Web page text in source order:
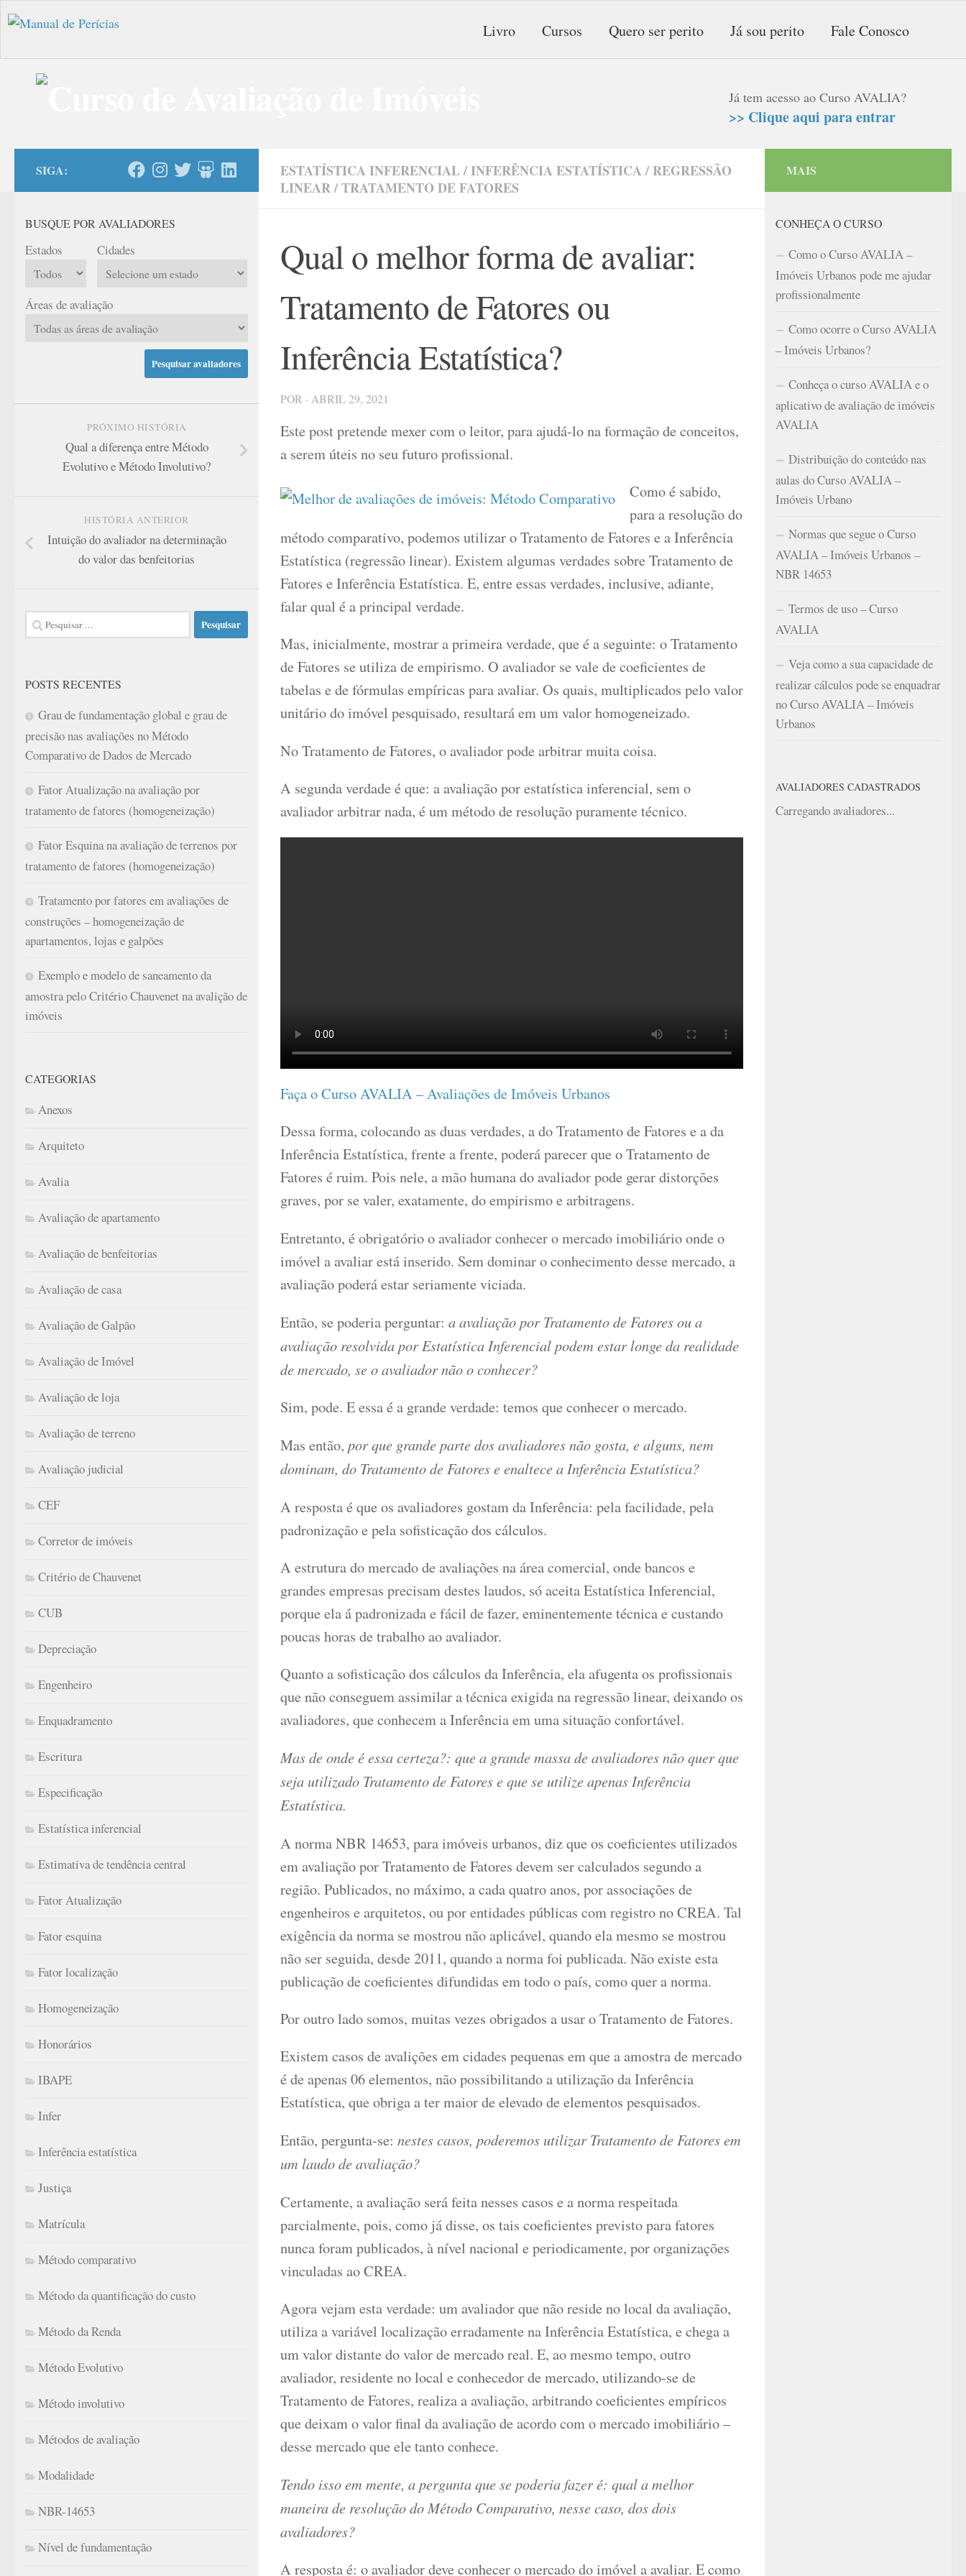
Livro Cursos Quero ser perito Já sou perito Fale Conosco
Skip to content
Já tem acesso ao Curso AVALIA?
>> Clique aqui para entrar
ESTATÍSTICA INFERENCIAL/INFERÊNCIA ESTATÍSTICA / REGRESSÃO
LINEAR/TRATAMENTO DE FATORES
Qual o melhor forma de avaliar:
Tratamento de Fatores ou
Inferência Estatística?
POR · ABRIL 29, 2021
Este post pretende mexer com o leitor, para ajudá-lo na formação de conceitos,
a serem úteis no seu futuro profissional.
Como é sabido,
para a resolução do
método comparativo, podemos utilizar o Tratamento de Fatores e a Inferência
Estatística (regressão linear). Existem algumas verdades sobre Tratamento de
Fatores e Inferência Estatística. E, entre essas verdades, inclusive, adiante,
falar qual é a principal verdade.
Mas, inicialmente, mostrar a primeira verdade, que é a seguinte: o Tratamento
de Fatores se utiliza de empirismo. O avaliador se vale de coeficientes de
tabelas e de fórmulas empíricas para avaliar. Os quais, multiplicados pelo valor
unitário do imóvel pesquisado, resultará em um valor homogeneizado.
No Tratamento de Fatores, o avaliador pode arbitrar muita coisa.
A segunda verdade é que: a avaliação por estatística inferencial, sem o
avaliador arbitrar nada, é um método de resolução puramente técnico.
Faça o Curso AVALIA – Avaliações de Imóveis Urbanos
Dessa forma, colocando as duas verdades, a do Tratamento de Fatores e a da
Inferência Estatística, frente a frente, poderá parecer que o Tratamento de
Fatores é ruim. Pois nele, a mão humana do avaliador pode gerar distorções
graves, por se valer, exatamente, do empirismo e arbitragens.
Entretanto, é obrigatório o avaliador conhecer o mercado imobiliário onde o
imóvel a avaliar está inserido. Sem dominar o conhecimento desse mercado, a
avaliação poderá estar seriamente viciada.
Então, se poderia perguntar: a avaliação por Tratamento de Fatores ou a
avaliação resolvida por Estatística Inferencial podem estar longe da realidade
de mercado, se o avaliador não o conhecer?
Sim, pode. E essa é a grande verdade: temos que conhecer o mercado.
Mas então, por que grande parte dos avaliadores não gosta, e alguns, nem
dominam, do Tratamento de Fatores e enaltece a Inferência Estatística?
A resposta é que os avaliadores gostam da Inferência: pela facilidade, pela
padronização e pela sofisticação dos cálculos.
A estrutura do mercado de avaliações na área comercial, onde bancos e
grandes empresas precisam destes laudos, só aceita Estatística Inferencial,
porque ela á padronizada e fácil de fazer, eminentemente técnica e custando
poucas horas de trabalho ao avaliador.
Quanto a sofisticação dos cálculos da Inferência, ela afugenta os profissionais
que não conseguem assimilar a técnica exigida na regressão linear, deixando os
avaliadores, que conhecem a Inferência em uma situação confortável.
Mas de onde é essa certeza?: que a grande massa de avaliadores não quer que
seja utilizado Tratamento de Fatores e que se utilize apenas Inferência
Estatística.
A norma NBR 14653, para imóveis urbanos, diz que os coeficientes utilizados
em avaliação por Tratamento de Fatores devem ser calculados segundo a
região. Publicados, no máximo, a cada quatro anos, por associações de
engenheiros e arquitetos, ou por entidades públicas com registro no CREA. Tal
exigência da norma se mostrou não aplicável, quando ela mesmo se mostrou
não ser seguida, desde 2011, quando a norma foi publicada. Não existe esta
publicação de coeficientes difundidas em todo o país, como quer a norma.
Por outro lado somos, muitas vezes obrigados a usar o Tratamento de Fatores.
Existem casos de avalições em cidades pequenas em que a amostra de mercado
é de apenas 06 elementos, não possibilitando a utilização da Inferência
Estatística, que obriga a ter maior de elevado de elementos pesquisados.
Então, pergunta-se: nestes casos, poderemos utilizar Tratamento de Fatores em
um laudo de avaliação?
Certamente, a avaliação será feita nesses casos e a norma respeitada
parcialmente, pois, como já disse, os tais coeficientes previsto para fatores
nunca foram publicados, à nível nacional e periodicamente, por organizações
vinculadas ao CREA.
Agora vejam esta verdade: um avaliador que não reside no local da avaliação,
utiliza a variável localização erradamente na Inferência Estatística, e chega a
um valor distante do valor de mercado real. E, ao mesmo tempo, outro
avaliador, residente no local e conhecedor de mercado, utilizando-se de
Tratamento de Fatores, realiza a avaliação, arbitrando coeficientes empíricos
que deixam o valor final da avaliação de acordo com o mercado imobiliário –
desse mercado que ele tanto conhece.
Tendo isso em mente, a pergunta que se poderia fazer é: qual a melhor
maneira de resolução do Método Comparativo, nesse caso, dos dois
avaliadores?
A resposta é: o avaliador deve conhecer o mercado do imóvel a avaliar. E como
SIGA:
BUSQUE POR AVALIADORES
Estados Cidades
Áreas de avaliação
PRÓXIMO HISTÓRIA
Qual a diferença entre Método
Evolutivo e Método Involutivo?
HISTÓRIA ANTERIOR
Intuição do avaliador na determinação
do valor das benfeitorias
Pesquisar
por:
POSTS RECENTES
Grau de fundamentação global e grau de
precisão nas avaliações no Método
Comparativo de Dados de Mercado
Fator Atualização na avaliação por
tratamento de fatores (homogeneização)
Fator Esquina na avaliação de terrenos por
tratamento de fatores (homogeneização)
Tratamento por fatores em avaliações de
construções – homogeneização de
apartamentos, lojas e galpões
Exemplo e modelo de saneamento da
amostra pelo Critério Chauvenet na avalição de
imóveis
CATEGORIAS
Anexos
Arquiteto
Avalia
Avaliação de apartamento
Avaliação de benfeitorias
Avaliação de casa
Avaliação de Galpão
Avaliação de Imóvel
Avaliação de loja
Avaliação de terreno
Avaliação judicial
CEF
Corretor de imóveis
Critério de Chauvenet
CUB
Depreciação
Engenheiro
Enquadramento
Escritura
Especificação
Estatística inferencial
Estimativa de tendência central
Fator Atualização
Fator esquina
Fator localização
Homogeneização
Honorários
IBAPE
Infer
Inferência estatística
Justiça
Matrícula
Método comparativo
Método da quantificação do custo
Método da Renda
Método Evolutivo
Método involutivo
Métodos de avaliação
Modalidade
NBR-14653
Nível de fundamentação
MAIS
CONHEÇA O CURSO
Como o Curso AVALIA –
Imóveis Urbanos pode me ajudar
profissionalmente
Como ocorre o Curso AVALIA
– Imóveis Urbanos?
Conheça o curso AVALIA e o
aplicativo de avaliação de imóveis
AVALIA
Distribuição do conteúdo nas
aulas do Curso AVALIA –
Imóveis Urbano
Normas que segue o Curso
AVALIA – Imóveis Urbanos –
NBR 14653
Termos de uso – Curso
AVALIA
Veja como a sua capacidade de
realizar cálculos pode se enquadrar
no Curso AVALIA – Imóveis
Urbanos
AVALIADORES CADASTRADOS
Carregando avaliadores...